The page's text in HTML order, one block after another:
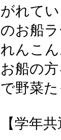
がれて
のお船
れんこ
お船の
で野菜
【学年